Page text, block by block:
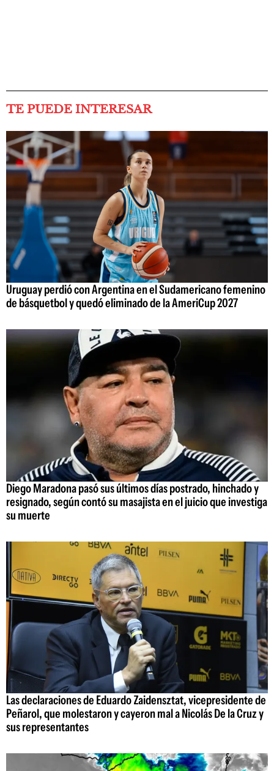
TE PUEDE INTERESAR
Uruguay perdió con Argentina en el Sudamericano femenino
de básquetbol y quedó eliminado de la AmeriCup 2027
Diego Maradona pasó sus últimos días postrado, hinchado y
resignado, según contó su masajista en el juicio que investiga
su muerte
Las declaraciones de Eduardo Zaidensztat, vicepresidente de
Peñarol, que molestaron y cayeron mal a Nicolás De la Cruz y
sus representantes